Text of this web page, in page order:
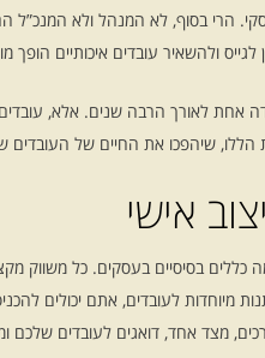
הרי בסוף, לא המנהל ולא
ולהשאיר עובדים איכותיים הופך
אחת לאורך הרבה שנים. אלא,
שיהפכו את החיים של העובדים
אישי
בסיסיים בעסקים. כל משווק
מיוחדות לעובדים, אתם יכולים
מצד אחד, דואגים לעובדים